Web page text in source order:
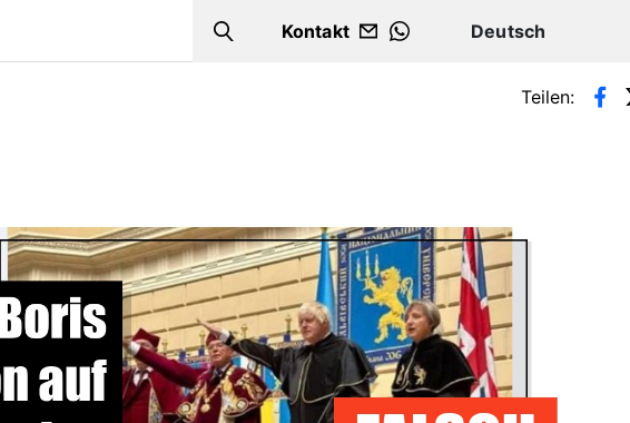
Search
Kontakt
WHATSAPP
Teilen: